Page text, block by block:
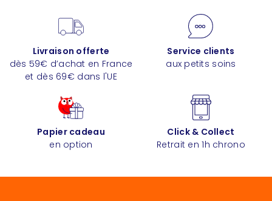
Livraison offerte
dès 59€ d’achat en France
et dès 69€ dans l'UE
Service clients
aux petits soins
Papier cadeau
en option
Click & Collect
Retrait en 1h chrono